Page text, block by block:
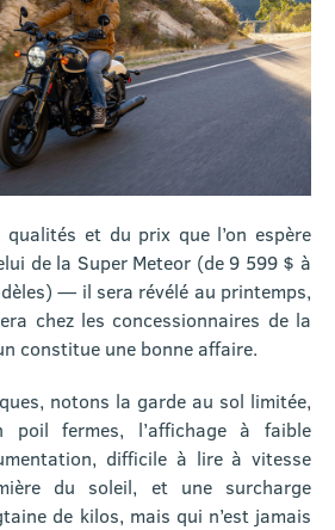
qualités et du prix que l’on espère
de la Super Meteor (de 9 599 $ à
— il sera révélé au printemps,
chez les concessionnaires de la
constitue une bonne affaire.
notons la garde au sol limitée,
poil fermes, l’affichage à faible
difficile à lire à vitesse
du soleil, et une surcharge
de kilos, mais qui n’est jamais